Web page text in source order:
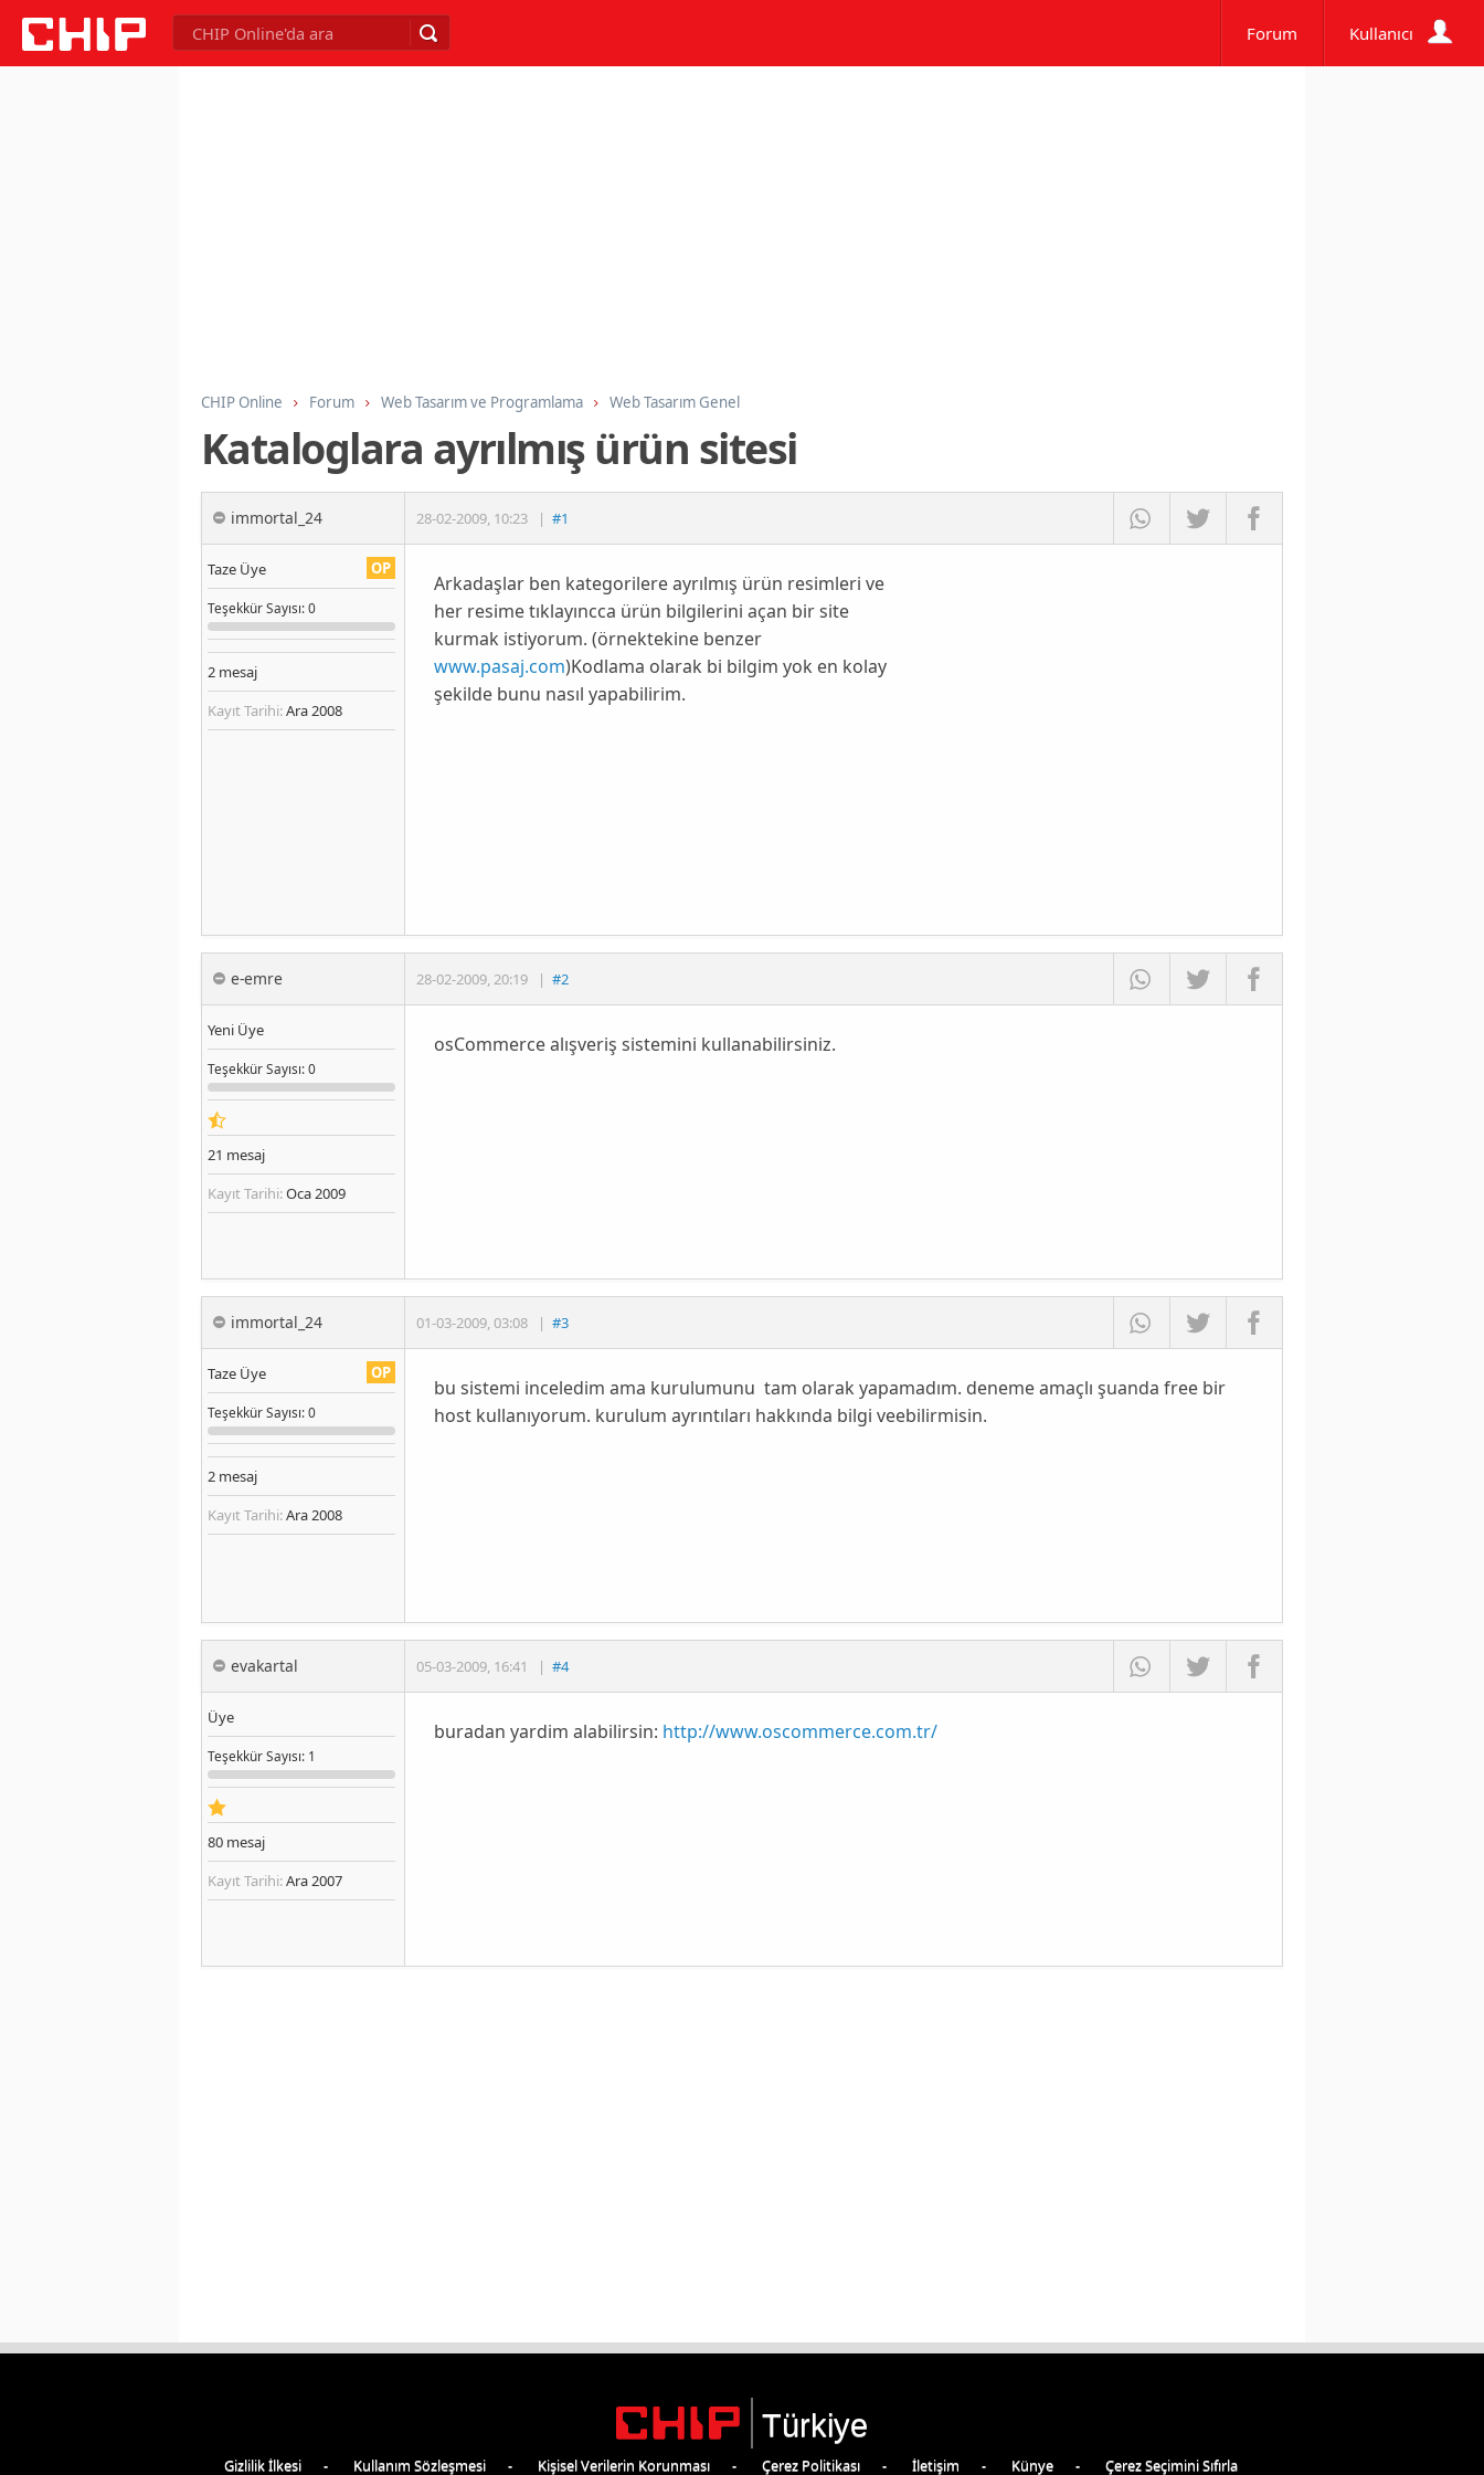
Forum Kullanıcı
CHIP Online Forum Web Tasarım ve Programlama Web Tasarım Genel
Kataloglara ayrılmış ürün sitesi
immortal_24 28-02-2009, 10:23 | #1
OP
Taze Üye
TeşekkürSayısı: 0
2 mesaj
Kayıt Tarihi:Ara 2008
Arkadaşlar ben kategorilere ayrılmış ürün resimleri ve
her resime tıklayıncca ürün bilgilerini açan bir site
kurmak istiyorum. (örnektekine benzer
www.pasaj.com)Kodlama olarak bi bilgim yok en kolay
şekilde bunu nasıl yapabilirim.
e-emre 28-02-2009,20:19 | #2
Yeni Üye
TeşekkürSayısı: 0
21 mesaj
Kayıt Tarihi:Oca 2009
osCommerce alışveriş sistemini kullanabilirsiniz.
immortal_24 01-03-2009,03:08 | #3
OP
Taze Üye
TeşekkürSayısı: 0
2 mesaj
Kayıt Tarihi:Ara 2008
bu sistemi inceledim ama kurulumunu tam olarak yapamadım. deneme amaçlı şuanda free bir
host kullanıyorum. kurulum ayrıntıları hakkında bilgi veebilirmisin.
evakartal 05-03-2009, 16:41 | #4
Üye
TeşekkürSayısı: 1
80 mesaj
Kayıt Tarihi:Ara 2007
buradan yardim alabilirsin: http://www.oscommerce.com.tr/
Türkiye
Gizlilik İlkesi Kullanım Sözleşmesi Kişisel Verilerin Korunması Çerez Politikası İletişim Künye Çerez Seçimini Sıfırla